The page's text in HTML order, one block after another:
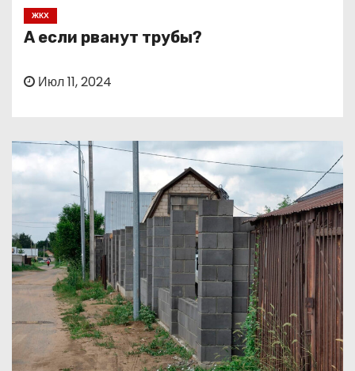
ЖКХ
А если рванут трубы?
Июл 11, 2024